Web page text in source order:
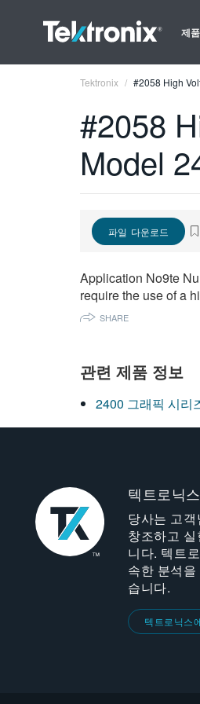
제품
Tektronix #2058 High
#2058
Model
파일 다운로드
Application No9te
require the use of a
SHARE
관련 제품 정보
2400 그래픽 시리
텍트로닉
당사는 고
창조하고
니다. 텍트
속한 분석
습니다.
텍트로닉스